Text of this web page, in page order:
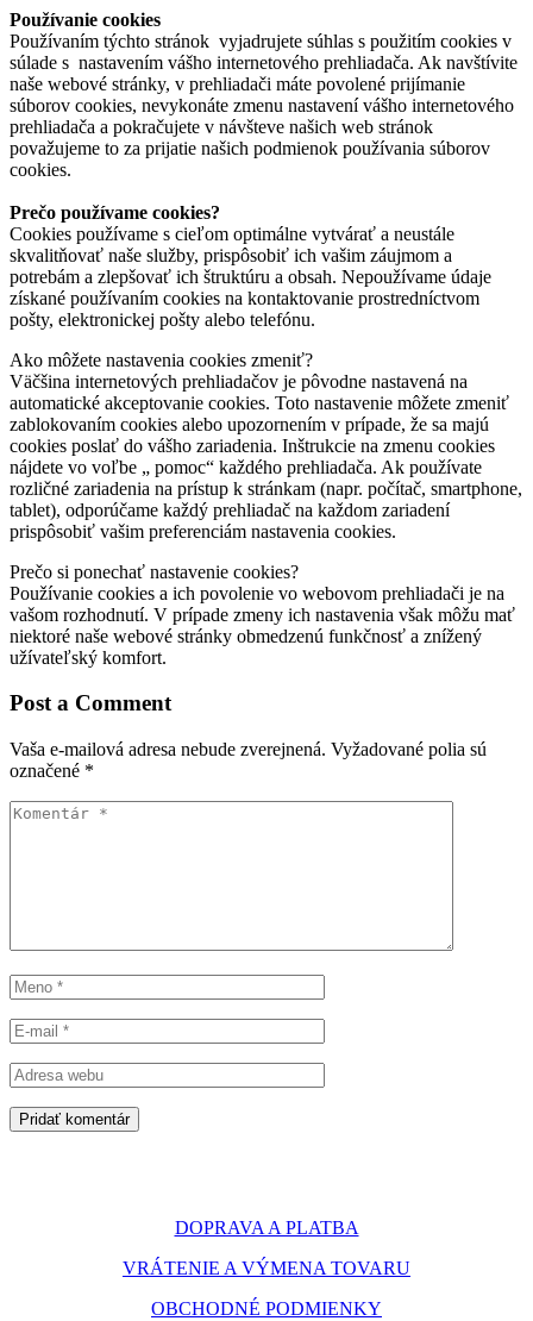
Používanie cookies
Používaním týchto stránok vyjadrujete súhlas s použitím cookies v
súlade s nastavením vášho internetového prehliadača. Ak navštívite
naše webové stránky, v prehliadači máte povolené prijímanie
súborov cookies, nevykonáte zmenu nastavení vášho internetového
prehliadača a pokračujete v návšteve našich web stránok
považujeme to za prijatie našich podmienok používania súborov
cookies.
Prečo používame cookies?
Cookies používame s cieľom optimálne vytvárať a neustále
skvalitňovať naše služby, prispôsobiť ich vašim záujmom a
potrebám a zlepšovať ich štruktúru a obsah. Nepoužívame údaje
získané používaním cookies na kontaktovanie prostredníctvom
pošty, elektronickej pošty alebo telefónu.
Ako môžete nastavenia cookies zmeniť?
Väčšina internetových prehliadačov je pôvodne nastavená na
automatické akceptovanie cookies. Toto nastavenie môžete zmeniť
zablokovaním cookies alebo upozornením v prípade, že sa majú
cookies poslať do vášho zariadenia. Inštrukcie na zmenu cookies
nájdete vo voľbe „ pomoc“ každého prehliadača. Ak používate
rozličné zariadenia na prístup k stránkam (napr. počítač, smartphone,
tablet), odporúčame každý prehliadač na každom zariadení
prispôsobiť vašim preferenciám nastavenia cookies.
Prečo si ponechať nastavenie cookies?
Používanie cookies a ich povolenie vo webovom prehliadači je na
vašom rozhodnutí. V prípade zmeny ich nastavenia však môžu mať
niektoré naše webové stránky obmedzenú funkčnosť a znížený
užívateľský komfort.
Post a Comment
Vaša e-mailová adresa nebude zverejnená. Vyžadované polia sú
označené *
Pridať komentár
DOPRAVA A PLATBA
VRÁTENIE A VÝMENA TOVARU
OBCHODNÉ PODMIENKY